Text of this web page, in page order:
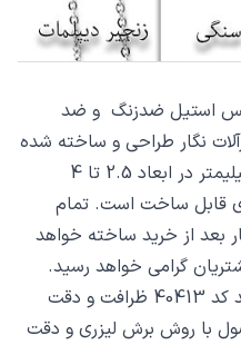
کد 40413 از جنس استیل ضدزنگ و ضد
نگار طراحی و ساخته شده
است. این گردنبند با ضخامت 1 میلیمتر در ابعاد 2.5 تا 4
قابل ساخت است. تمام
بعد از خرید ساخته خواهد
از دیگر مشخصات گردنبند خورشید کد 40413 ظرافت و دقت
با روش برش لیزری و دقت